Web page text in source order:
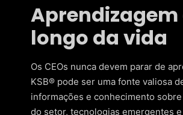
Aprendizagem
longo da vida
Os CEOs nunca devem parar de
KSB® pode ser uma fonte valiosa
informações e conhecimento
do setor, tecnologias emergentes